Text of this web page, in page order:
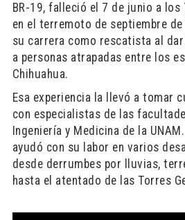
BR-19, falleció el 7 de junio a los
en el terremoto de septiembre
su carrera como rescatista al
a personas atrapadas entre los
Chihuahua.
Esa experiencia la llevó a tomar
con especialistas de las
Ingeniería y Medicina de la
ayudó con su labor en varios
desde derrumbes por lluvias,
hasta el atentado de las Torres